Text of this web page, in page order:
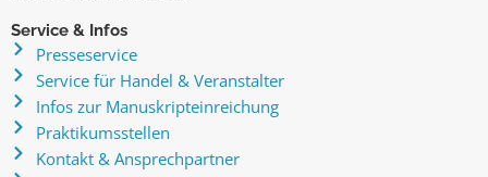
Service & Infos
Presseservice
Service für Handel & Veranstalter
Infos zur Manuskripteinreichung
Praktikumsstellen
Kontakt & Ansprechpartner